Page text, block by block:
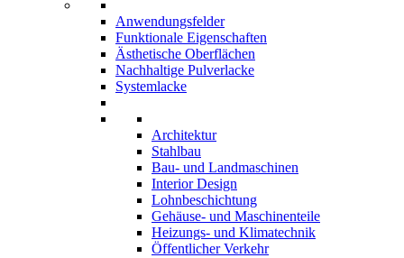
Anwendungsfelder
Funktionale Eigenschaften
Ästhetische Oberflächen
Nachhaltige Pulverlacke
Systemlacke
Architektur
Stahlbau
Bau- und Landmaschinen
Interior Design
Lohnbeschichtung
Gehäuse- und Maschinenteile
Heizungs- und Klimatechnik
Öffentlicher Verkehr